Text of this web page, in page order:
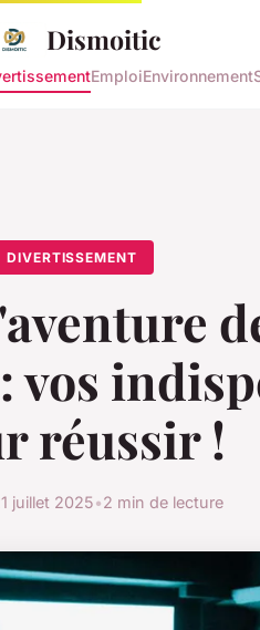
Dismoitic
EmploiEnvironnement
DIVERTISSEMENT
réussir !
juillet 2025•2 min de lecture